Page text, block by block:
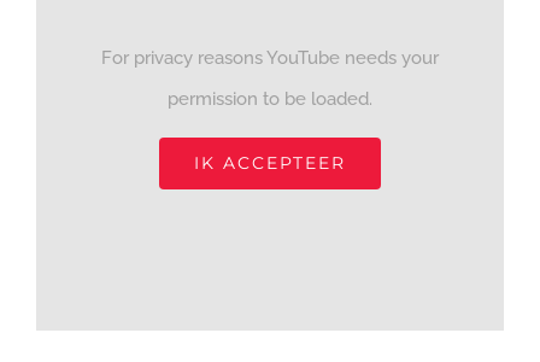
For privacy reasons YouTube needs your
permission to be loaded.
IK ACCEPTEER